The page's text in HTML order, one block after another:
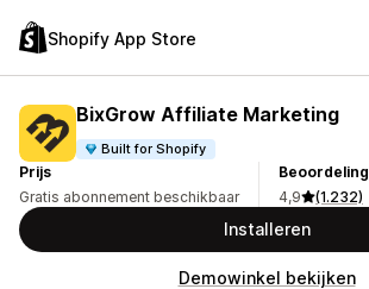
Shopify App Store
BixGrow Affiliate Marketing
Built for Shopify
Prijs
Gratis abonnement beschikbaar
Beoordeling
4,9
(1.232)
Installeren
Demowinkel bekijken